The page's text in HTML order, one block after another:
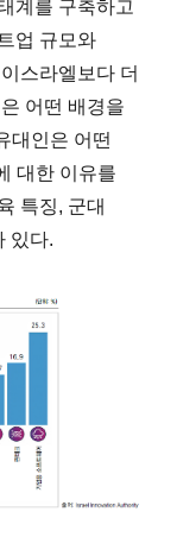
계를 구축하고
업 규모와
스라엘보다 더
어떤 배경을
대인은 어떤
대한 이유를
특징, 군대
있다.